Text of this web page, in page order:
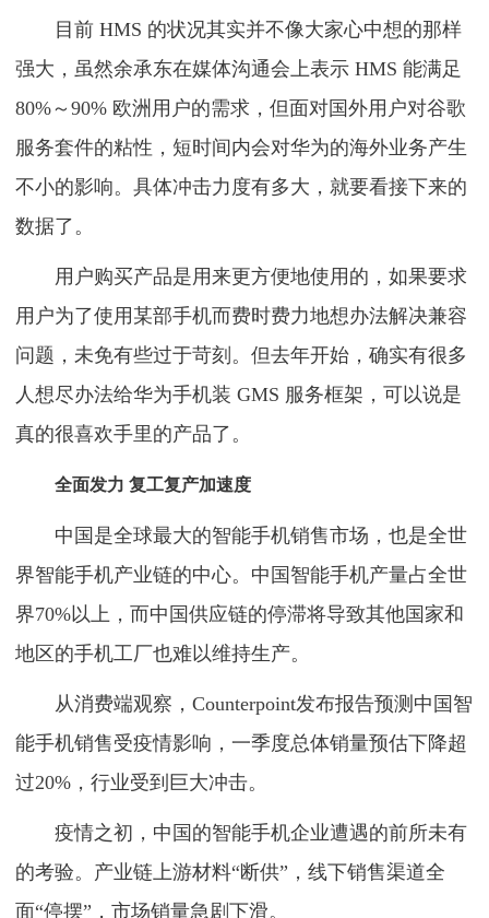
目前 HMS 的状况其实并不像大家心中想的那样
强大，虽然余承东在媒体沟通会上表示 HMS 能满足
80%～90% 欧洲用户的需求，但面对国外用户对谷歌
服务套件的粘性，短时间内会对华为的海外业务产生
不小的影响。具体冲击力度有多大，就要看接下来的
数据了。
用户购买产品是用来更方便地使用的，如果要求
用户为了使用某部手机而费时费力地想办法解决兼容
问题，未免有些过于苛刻。但去年开始，确实有很多
人想尽办法给华为手机装 GMS 服务框架，可以说是
真的很喜欢手里的产品了。
全面发力 复工复产加速度
中国是全球最大的智能手机销售市场，也是全世
界智能手机产业链的中心。中国智能手机产量占全世
界70%以上，而中国供应链的停滞将导致其他国家和
地区的手机工厂也难以维持生产。
从消费端观察，Counterpoint发布报告预测中国智
能手机销售受疫情影响，一季度总体销量预估下降超
过20%，行业受到巨大冲击。
疫情之初，中国的智能手机企业遭遇的前所未有
的考验。产业链上游材料“断供”，线下销售渠道全
面“停摆”，市场销量急剧下滑。